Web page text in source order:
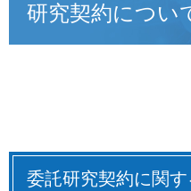
研究契約につい
委託研究契約に関